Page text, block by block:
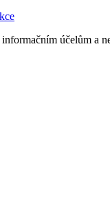
účelům a